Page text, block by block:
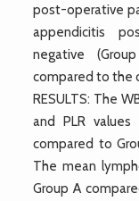
post-operative
appendicitis
negative
compared to the
RESULTS: The
and PLR
compared to
The mean
Group A